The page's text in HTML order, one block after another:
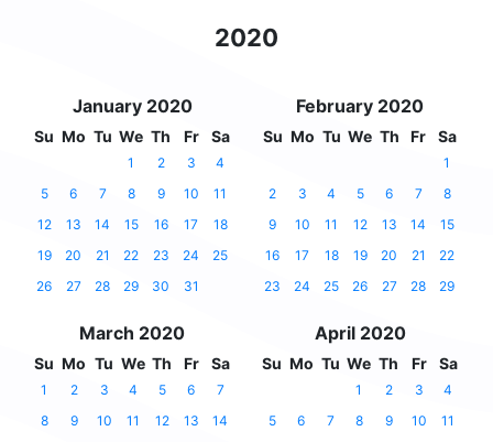
2020
January 2020
Su Mo Tu We Th Fr Sa
1 2 3
4
5
6 7 8 9 10
11
12
13 14 15 16 17
18
19
20 21 22 23 24
25
26
27 28 29 30 31
February 2020
Su Mo Tu We Th Fr Sa
1
2
3 4 5 6 7
8
9
10 11 12 13 14
15
16
17 18 19 20 21
22
23
24 25 26 27 28 29
March 2020
Su Mo Tu We Th Fr Sa
1 2 3 4 5 6
7
8
9 10 11 12 13
14
April 2020
Su Mo Tu We Th Fr Sa
1 2 3
4
5
6 7 8 9 10
11